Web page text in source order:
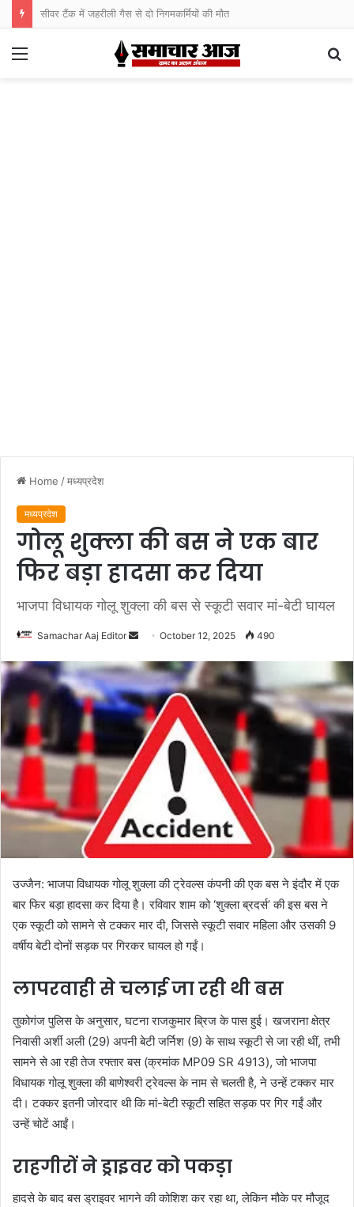
सीवर टैंक में जहरीली गैस से दो निगमकर्मियों की मौत
Menu
Home /मध्यप्रदेश
मध्यप्रदेश
गोलू शुक्ला की बस ने एक बार
फिर बड़ा हादसा कर दिया
भाजपा विधायक गोलू शुक्ला की बस से स्कूटी सवार मां-बेटी घायल
Samachar Aaj Editor
Send
email
October 12, 2025 490
उज्जैन: भाजपा विधायक गोलू शुक्ला की ट्रेवल्स कंपनी की एक बस ने इंदौर में एक
बार फिर बड़ा हादसा कर दिया है। रविवार शाम को ‘शुक्ला ब्रदर्स’ की इस बस ने
एक स्कूटी को सामने से टक्कर मार दी, जिससे स्कूटी सवार महिला और उसकी 9
वर्षीय बेटी दोनों सड़क पर गिरकर घायल हो गईं।
लापरवाही से चलाई जा रही थी बस
तुकोगंज पुलिस के अनुसार, घटना राजकुमार ब्रिज के पास हुई। खजराना क्षेत्र
निवासी अर्शी अली (29) अपनी बेटी जर्निश (9) के साथ स्कूटी से जा रही थीं, तभी
सामने से आ रही तेज रफ्तार बस (क्रमांक MP09 SR 4913), जो भाजपा
विधायक गोलू शुक्ला की बाणेश्वरी ट्रेवल्स के नाम से चलती है, ने उन्हें टक्कर मार
दी। टक्कर इतनी जोरदार थी कि मां-बेटी स्कूटी सहित सड़क पर गिर गईं और
उन्हें चोटें आईं।
राहगीरों ने ड्राइवर को पकड़ा
हादसे के बाद बस ड्राइवर भागने की कोशिश कर रहा था, लेकिन मौके पर मौजूद